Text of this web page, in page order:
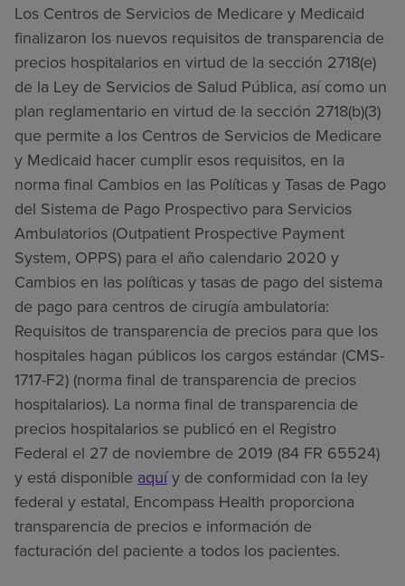
Los Centros de Servicios de Medicare y Medicaid
finalizaron los nuevos requisitos de transparencia de
precios hospitalarios en virtud de la sección 2718(e)
de la Ley de Servicios de Salud Pública, así como un
plan reglamentario en virtud de la sección 2718(b)(3)
que permite a los Centros de Servicios de Medicare
y Medicaid hacer cumplir esos requisitos, en la
norma final Cambios en las Políticas y Tasas de Pago
del Sistema de Pago Prospectivo para Servicios
Ambulatorios (Outpatient Prospective Payment
System, OPPS) para el año calendario 2020 y
Cambios en las políticas y tasas de pago del sistema
de pago para centros de cirugía ambulatoria:
Requisitos de transparencia de precios para que los
hospitales hagan públicos los cargos estándar (CMS-
1717-F2) (norma final de transparencia de precios
hospitalarios). La norma final de transparencia de
precios hospitalarios se publicó en el Registro
Federal el 27 de noviembre de 2019 (84 FR 65524)
y está disponible aquíy de conformidad con la ley
federal y estatal, Encompass Health proporciona
transparencia de precios e información de
facturación del paciente a todos los pacientes.